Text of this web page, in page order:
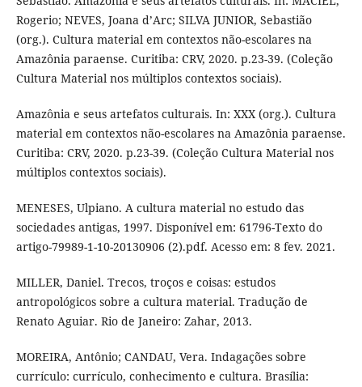
Rogerio; NEVES, Joana d’Arc; SILVA JUNIOR, Sebastião
(org.). Cultura material em contextos não-escolares na
Amazônia paraense. Curitiba: CRV, 2020. p.23-39. (Coleção
Cultura Material nos múltiplos contextos sociais).
Amazônia e seus artefatos culturais. In: XXX (org.). Cultura
material em contextos não-escolares na Amazônia paraense.
Curitiba: CRV, 2020. p.23-39. (Coleção Cultura Material nos
múltiplos contextos sociais).
MENESES, Ulpiano. A cultura material no estudo das
sociedades antigas, 1997. Disponível em: 61796-Texto do
artigo-79989-1-10-20130906 (2).pdf. Acesso em: 8 fev. 2021.
MILLER, Daniel. Trecos, troços e coisas: estudos
antropológicos sobre a cultura material. Tradução de
Renato Aguiar. Rio de Janeiro: Zahar, 2013.
MOREIRA, Antônio; CANDAU, Vera. Indagações sobre
currículo: currículo, conhecimento e cultura. Brasília: